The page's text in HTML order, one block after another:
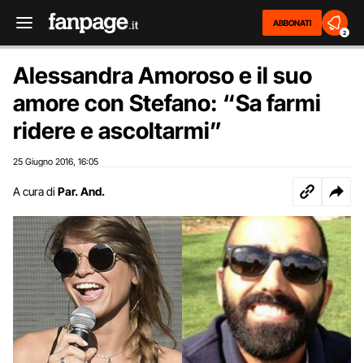
ABBONATI
2
Alessandra Amoroso e il suo
amore con Stefano: “Sa farmi
ridere e ascoltarmi”
25 Giugno 2016 16:05
A cura di Par. And.